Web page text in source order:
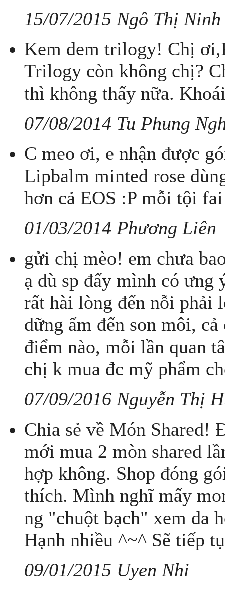
15/07/2015 Ngô Thị
Kem dem trilogy! Chị
Trilogy còn không chị?
thì không thấy nữa.
07/08/2014 Tu Phung
C meo ơi, e nhận được
Lipbalm minted rose
hơn cả EOS :P mỗi tội
01/03/2014 Phương Liên
gửi chị mèo! em chưa
ạ dù sp đấy mình có ưng
rất hài lòng đến nỗi phải
dững ẩm đến son môi,
điểm nào, mỗi lần quan
chị k mua đc mỹ phẩm
07/09/2016 Nguyễn Thị
Chia sẻ về Món Shared!
mới mua 2 mòn shared
hợp không. Shop đóng
thích. Mình nghĩ mấy
ng "chuột bạch" xem da
Hạnh nhiều ^~^ Sẽ tiếp
09/01/2015 Uyen Nhi